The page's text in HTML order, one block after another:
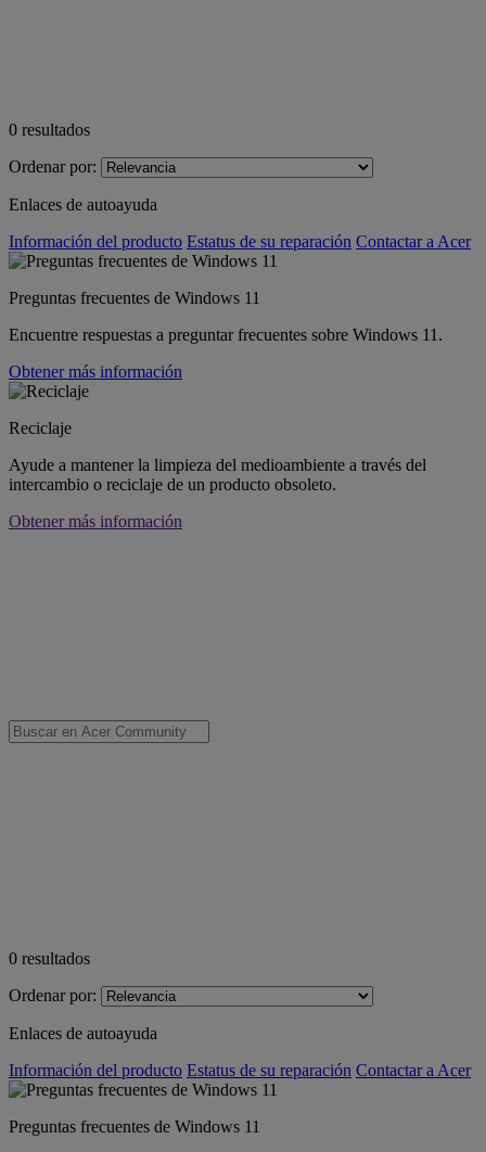
0 resultados
Ordenar por:
Enlaces de autoayuda
Información del producto Estatus de su reparación Contactar a Acer
Preguntas frecuentes de Windows 11
Encuentre respuestas a preguntar frecuentes sobre Windows 11.
Obtener más información
Reciclaje
Ayude a mantener la limpieza del medioambiente a través del
intercambio o reciclaje de un producto obsoleto.
Obtener más información
0 resultados
Ordenar por:
Enlaces de autoayuda
Información del producto Estatus de su reparación Contactar a Acer
Preguntas frecuentes de Windows 11